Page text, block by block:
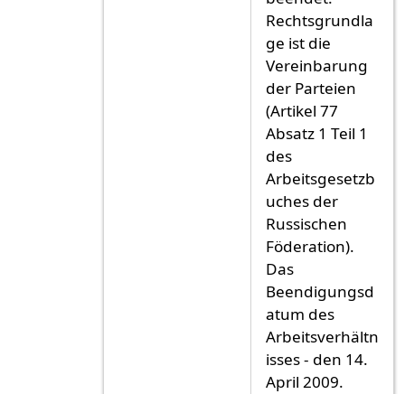
Rechtsgrundla
ge ist die
Vereinbarung
der Parteien
(Artikel 77
Absatz 1 Teil 1
des
Arbeitsgesetzb
uches der
Russischen
Föderation).
Das
Beendigungsd
atum des
Arbeitsverhältn
isses - den 14.
April 2009.